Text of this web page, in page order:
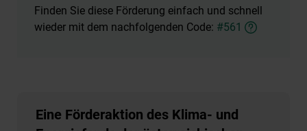
Finden Sie diese Förderung einfach und schnell
wieder mit dem nachfolgenden Code: #561
Eine Förderaktion des Klima- und